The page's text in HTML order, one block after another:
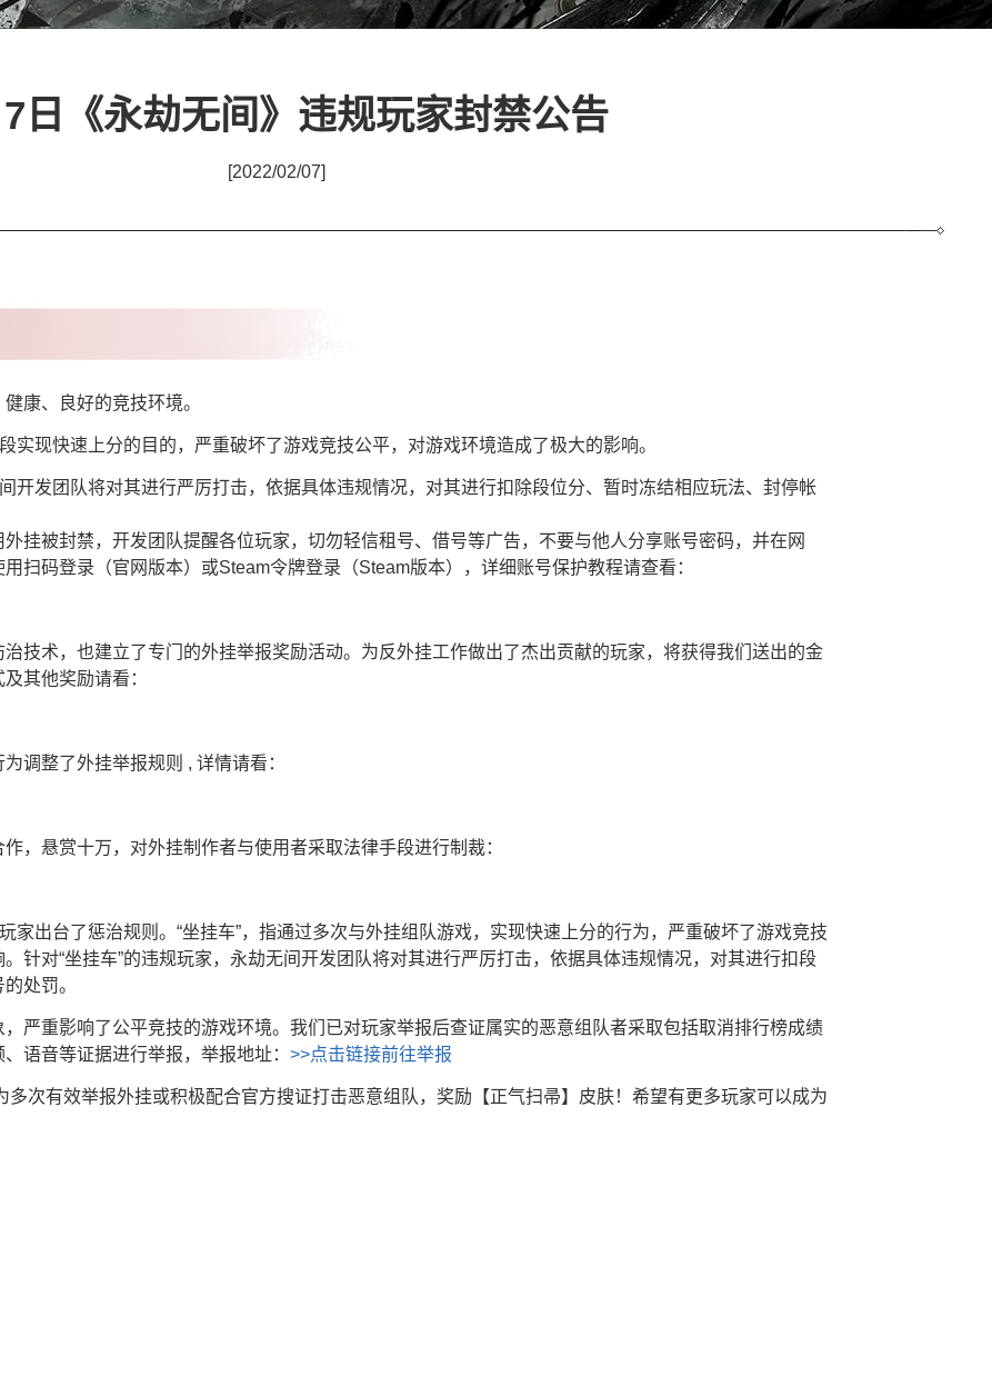
日《永劫无间》违规玩家封禁公告
[2022/02/07]
康、良好的竞技环境。
实现快速上分的目的，严重破坏了游戏竞技公平，对游戏环境造成了极大的影响。
开发团队将对其进行严厉打击，依据具体违规情况，对其进行扣除段位分、暂时冻结相应玩法、封停帐
挂被封禁，开发团队提醒各位玩家，切勿轻信租号、借号等广告，不要与他人分享账号密码，并在网
扫码登录（官网版本）或Steam令牌登录（Steam版本），详细账号保护教程请查看：
技术，也建立了专门的外挂举报奖励活动。为反外挂工作做出了杰出贡献的玩家，将获得我们送出的金
其他奖励请看：
调整了外挂举报规则 , 详情请看：
，悬赏十万，对外挂制作者与使用者采取法律手段进行制裁：
家出台了惩治规则。“坐挂车”，指通过多次与外挂组队游戏，实现快速上分的行为，严重破坏了游戏竞技
针对“坐挂车”的违规玩家，永劫无间开发团队将对其进行严厉打击，依据具体违规情况，对其进行扣段
处罚。
严重影响了公平竞技的游戏环境。我们已对玩家举报后查证属实的恶意组队者采取包括取消排行榜成绩
语音等证据进行举报，举报地址： >>点击链接前往举报
多次有效举报外挂或积极配合官方搜证打击恶意组队，奖励【正气扫帚】皮肤！希望有更多玩家可以成为